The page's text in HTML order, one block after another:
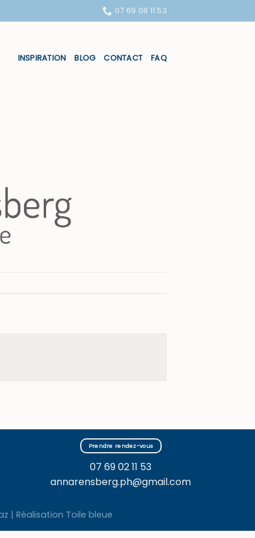
07 69 08 11 53
INSPIRATION BLOG CONTACT FAQ
Prendre rendez-vous
07 69 02 11 53
annarensberg.ph@gmail.com
| Réalisation Toile bleue